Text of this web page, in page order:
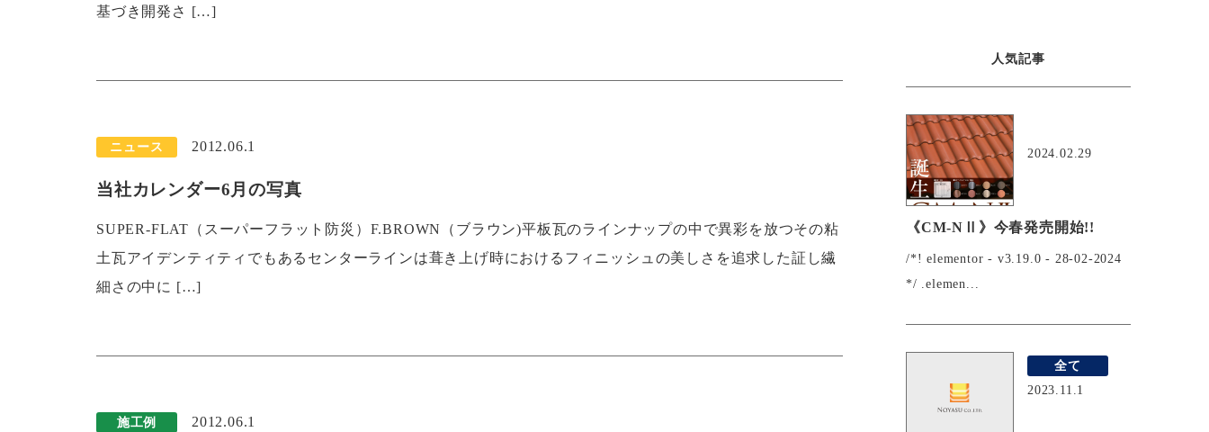
基づき開発さ […]
ニュース 2012.06.1
当社カレンダー6月の写真
SUPER-FLAT（スーパーフラット防災）F.BROWN（ブラウン)平板瓦のラインナップの中で異彩を放つその粘
土瓦アイデンティティでもあるセンターラインは葺き上げ時におけるフィニッシュの美しさを追求した証し繊
細さの中に […]
施工例 2012.06.1
人気記事
2024.02.29
《CM-NⅡ》今春発売開始!!
/*! elementor - v3.19.0 - 28-02-2024
*/ .elemen...
全て
2023.11.1